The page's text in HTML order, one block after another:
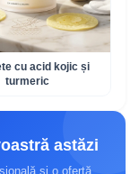
cu acid kojic și
turmeric
astăzi
și o ofertă